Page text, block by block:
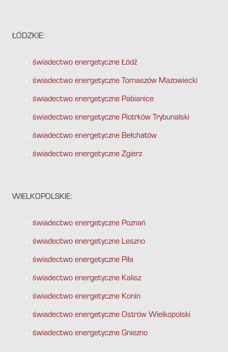
ŁÓDZKIE:
świadectwo energetyczne Łódź
świadectwo energetyczne Tomaszów Mazowiecki
świadectwo energetyczne Pabianice
świadectwo energetyczne Piotrków Trybunalski
świadectwo energetyczne Bełchatów
świadectwo energetyczne Zgierz
WIELKOPOLSKIE:
świadectwo energetyczne Poznań
świadectwo energetyczne Leszno
świadectwo energetyczne Piła
świadectwo energetyczne Kalisz
świadectwo energetyczne Konin
świadectwo energetyczne Ostrów Wielkopolski
świadectwo energetyczne Gniezno